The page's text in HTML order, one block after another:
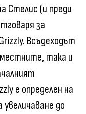
Стелис (и преди
за
Всъдеходът
така и
е определен на
до